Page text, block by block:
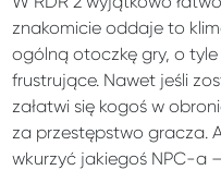
znakomicie oddaje to
ogólną otoczkę gry, o
frustrujące. Nawet jeśli
załatwi się kogoś w
za przestępstwo gracza.
wkurzyć jakiegoś NPC-a